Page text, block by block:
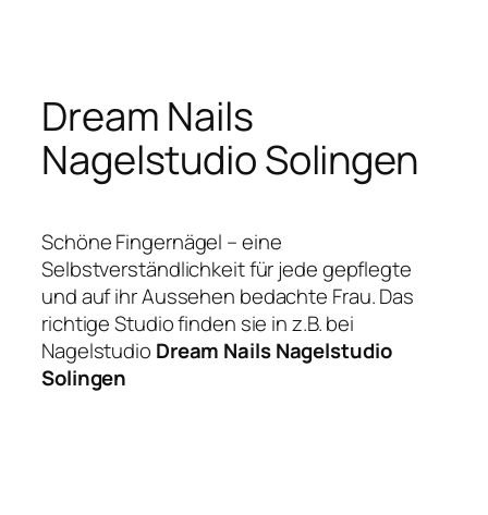
springen
Dream Nails
Nagelstudio Solingen
Schöne Fingernägel – eine
Selbstverständlichkeit für jede gepflegte
und auf ihr Aussehen bedachte Frau. Das
richtige Studio finden sie in z.B. bei
Nagelstudio Dream Nails Nagelstudio
Solingen